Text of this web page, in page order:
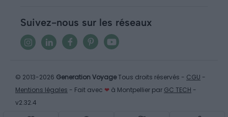
Suivez-nous sur les réseaux
© 2013-2026 Generation VoyageTous droits réservés - CGU -
Mentions légales - Fait avec ❤ à Montpellier par GC TECH -
v2.32.4